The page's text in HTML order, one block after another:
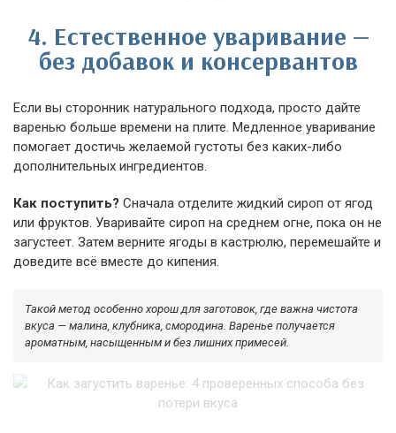
4. Естественное уваривание —
без добавок и консервантов
Если вы сторонник натурального подхода, просто дайте
варенью больше времени на плите. Медленное уваривание
помогает достичь желаемой густоты без каких-либо
дополнительных ингредиентов.
Как поступить? Сначала отделите жидкий сироп от ягод
или фруктов. Уваривайте сироп на среднем огне, пока он не
загустеет. Затем верните ягоды в кастрюлю, перемешайте и
доведите всё вместе до кипения.
Такой метод особенно хорош для заготовок, где важна чистота
вкуса — малина, клубника, смородина. Варенье получается
ароматным, насыщенным и без лишних примесей.